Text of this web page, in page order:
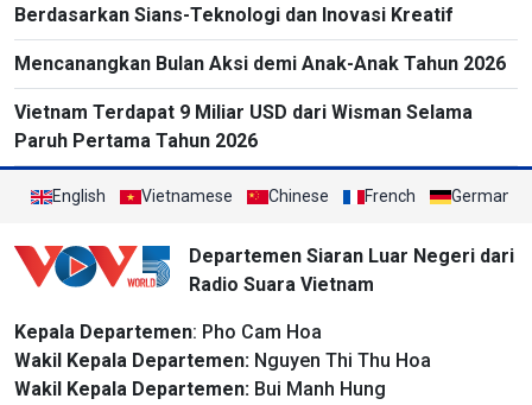
Berdasarkan Sians-Teknologi dan Inovasi Kreatif
Mencanangkan Bulan Aksi demi Anak-Anak Tahun 2026
Vietnam Terdapat 9 Miliar USD dari Wisman Selama
Paruh Pertama Tahun 2026
English Vietnamese Chinese French German
Departemen Siaran Luar Negeri dari
Radio Suara Vietnam
Kepala Departemen: Pho Cam Hoa
Wakil Kepala Departemen: Nguyen Thi Thu Hoa
Wakil Kepala Departemen: Bui Manh Hung